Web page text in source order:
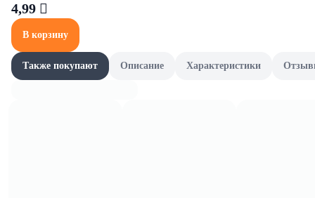
4,99 
В корзину
Также покупают Описание Характеристики